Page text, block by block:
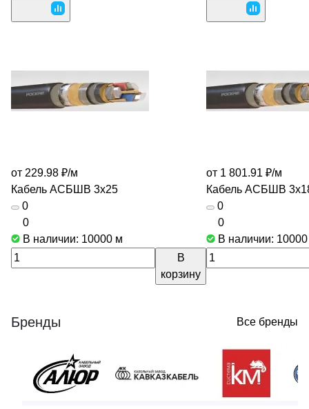
от 229.98 ₽/м
Кабель АСБШВ 3х25
0
0
В наличии: 10000 м
В
корзину
от 1 801.91 ₽/м
Кабель АСБШВ
0
0
В наличии:
Бренды Все бренды